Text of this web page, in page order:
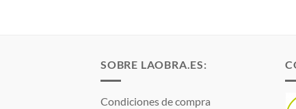
SOBRE LAOBRA.ES:
Condiciones de compra